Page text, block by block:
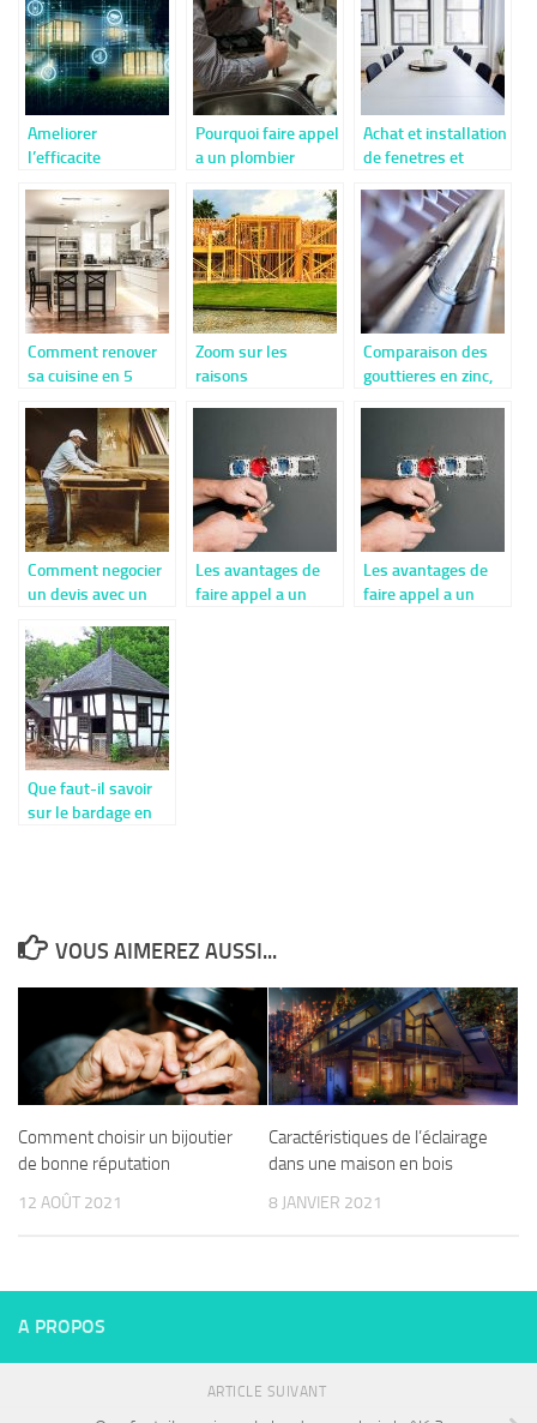
Ameliorer
l’efficacite
votre maison
Pourquoi faire appel
a un plombier
Achat et installation
de fenetres et
conseils utiles
Comment renover
sa cuisine en 5
Zoom sur les
raisons
construction
Comparaison des
gouttieres en zinc,
Comment negocier
un devis avec un
Les avantages de
faire appel a un
Les avantages de
faire appel a un
Que faut-il savoir
sur le bardage en
VOUS AIMEREZ AUSSI...
Comment choisir un bijoutier
de bonne réputation
12 AOÛT 2021
Caractéristiques de l’éclairage
dans une maison en bois
8 JANVIER 2021
A PROPOS
ARTICLE SUIVANT